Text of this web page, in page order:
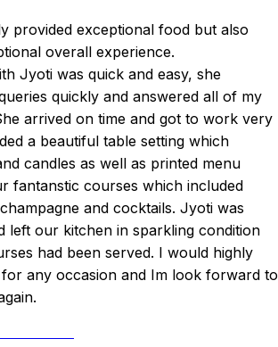
provided exceptional food but also
overall experience.
Jyoti was quick and easy, she
quickly and answered all of my
arrived on time and got to work very
a beautiful table setting which
candles as well as printed menu
fantanstic courses which included
and cocktails. Jyoti was
left our kitchen in sparkling condition
had been served. I would highly
any occasion and Im look forward to